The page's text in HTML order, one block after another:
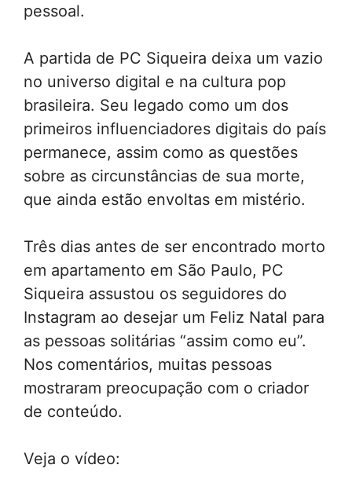
pessoal.
A partida de PC Siqueira deixa um vazio
no universo digital e na cultura pop
brasileira. Seu legado como um dos
primeiros influenciadores digitais do país
permanece, assim como as questões
sobre as circunstâncias de sua morte,
que ainda estão envoltas em mistério.
Três dias antes de ser encontrado morto
em apartamento em São Paulo, PC
Siqueira assustou os seguidores do
Instagram ao desejar um Feliz Natal para
as pessoas solitárias “assim como eu”.
Nos comentários, muitas pessoas
mostraram preocupação com o criador
de conteúdo.
Veja o vídeo: